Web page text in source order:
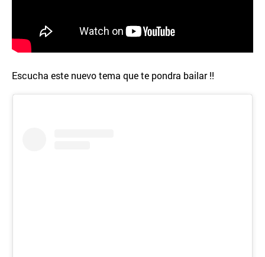
Escucha este nuevo tema que te pondra bailar !!